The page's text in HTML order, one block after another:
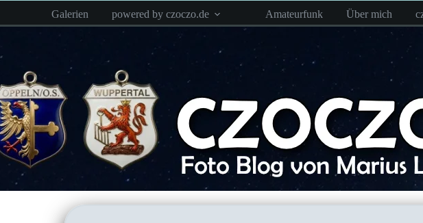
springen
Galerien powered by czoczo.de Amateurfunk Über mich